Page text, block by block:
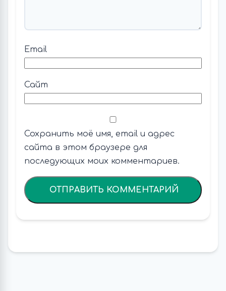
Email
Сайт
Сохранить моё имя, email и адрес
сайта в этом браузере для
последующих моих комментариев.